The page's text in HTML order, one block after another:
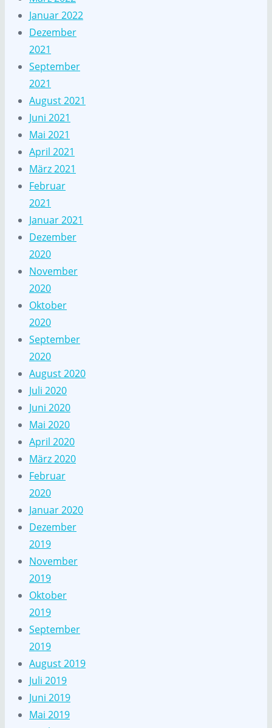
Januar 2022
Dezember
2021
September
2021
August 2021
Juni 2021
Mai 2021
April 2021
März 2021
Februar
2021
Januar 2021
Dezember
2020
November
2020
Oktober
2020
September
2020
August 2020
Juli 2020
Juni 2020
Mai 2020
April 2020
März 2020
Februar
2020
Januar 2020
Dezember
2019
November
2019
Oktober
2019
September
2019
August 2019
Juli 2019
Juni 2019
Mai 2019